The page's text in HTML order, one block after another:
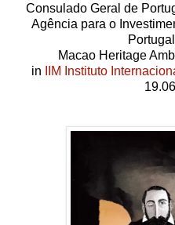
Consulado Geral de
Agência para o
Macao Heritage
in
IIM Instituto